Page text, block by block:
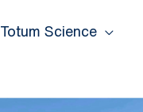
Totum Science